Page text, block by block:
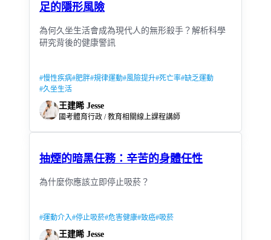
足的隱形風險
為何久坐生活會成為現代人的無形殺手？解析科學
研究背後的健康警訊
#慢性疾病#肥胖#規律運動#風險提升#死亡率#缺乏運動
#久坐生活
王建睎 Jesse
國考體育行政 / 教育相關線上課程講師
抽煙的暗黑任務：辛苦的身體任性
為什麼你應該立即停止吸菸？
#運動介入#停止吸菸#危害健康#致癌#吸菸
王建睎 Jesse